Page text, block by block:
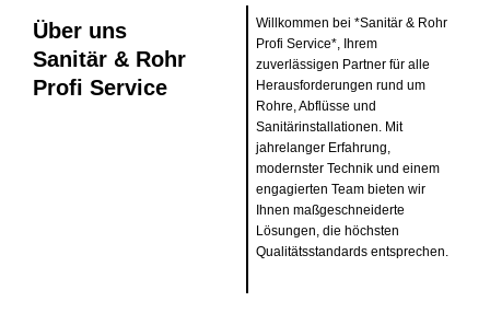
Über uns
Sanitär & Rohr
Profi Service
Willkommen bei *Sanitär & Rohr
Profi Service*, Ihrem
zuverlässigen Partner für alle
Herausforderungen rund um
Rohre, Abflüsse und
Sanitärinstallationen. Mit
jahrelanger Erfahrung,
modernster Technik und einem
engagierten Team bieten wir
Ihnen maßgeschneiderte
Lösungen, die höchsten
Qualitätsstandards entsprechen.